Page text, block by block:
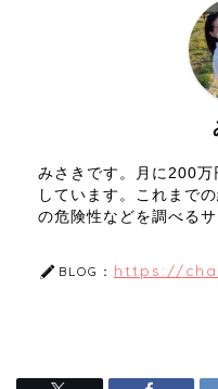
みさきです。月に200
しています。これまで
の危険性などを調べる
BLOG： https://